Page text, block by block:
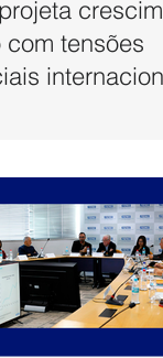
com tensões